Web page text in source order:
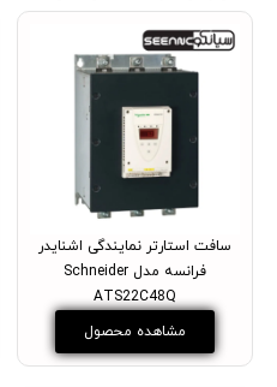
سافت استارتر نمایندگی اشنایدر
فرانسه مدل Schneider
ATS22C48Q
مشاهده محصول